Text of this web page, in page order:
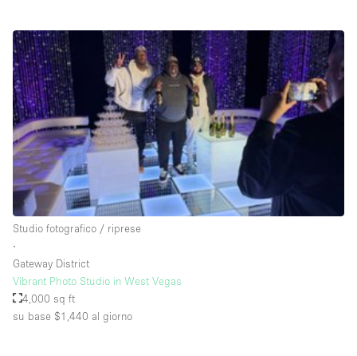
Licenza per Liquori
Livello strada
Luce Diurna
Magazzino
Parcheggio privato
Piano terra
Raw
Riscaldamento
Smoking Area
Soundproof
Studio fotografico / riprese
∙
Gateway District
Vibrant Photo Studio in West Vegas
4,000 sq ft
su base $1,440 al giorno